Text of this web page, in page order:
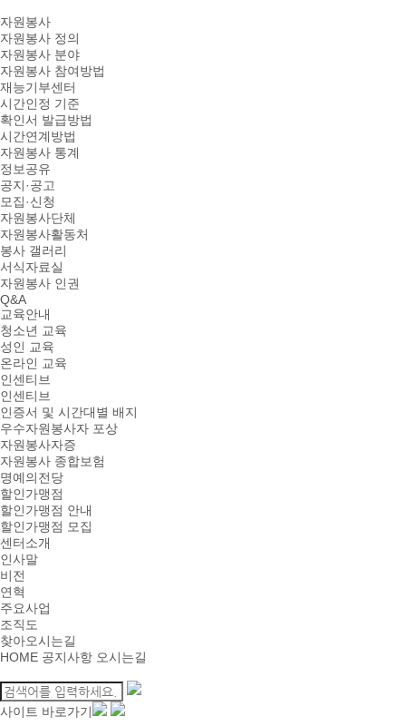
자원봉사
자원봉사 정의
자원봉사 분야
자원봉사 참여방법
재능기부센터
시간인정 기준
확인서 발급방법
시간연계방법
자원봉사 통계
정보공유
공지·공고
모집·신청
자원봉사단체
자원봉사활동처
봉사 갤러리
서식자료실
자원봉사 인권
Q&A
교육안내
청소년 교육
성인 교육
온라인 교육
인센티브
인센티브
인증서 및 시간대별 배지
우수자원봉사자 포상
자원봉사자증
자원봉사 종합보험
명예의전당
할인가맹점
할인가맹점 안내
할인가맹점 모집
센터소개
인사말
비전
연혁
주요사업
조직도
찾아오시는길
HOME 공지사항 오시는길
사이트 바로가기